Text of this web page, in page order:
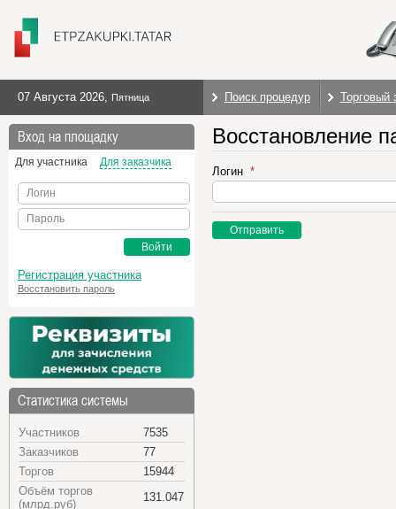
07 Августа 2026, Пятница Поиск процедур Торговый
Вход на площадку
Для участника Для заказчика
Логин
Пароль
Войти
Регистрация участника
Восстановить пароль
Статистика системы
Участников
7535
Заказчиков
77
Торгов
15944
Объём торгов
(млрд.руб)
131.047
Восстановление
Логин
Отправить